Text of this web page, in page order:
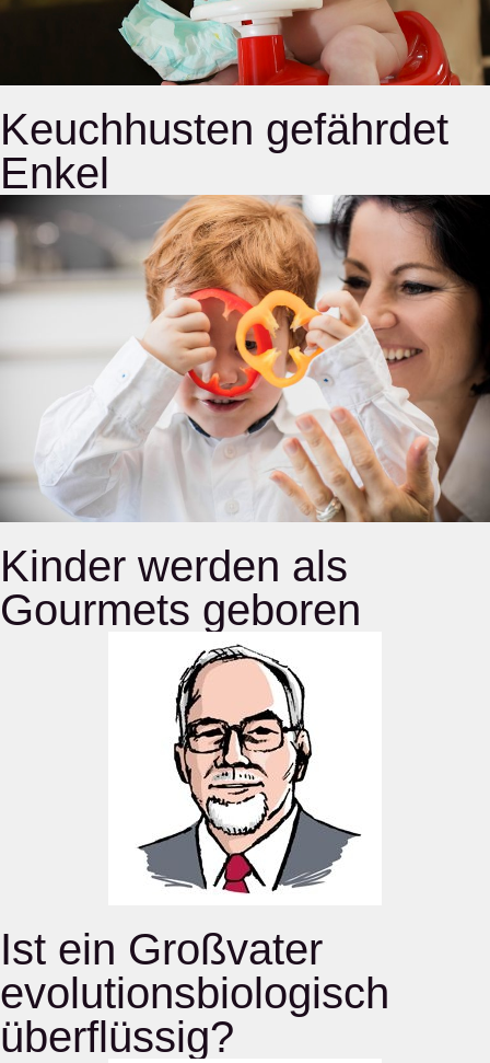
Keuchhusten gefährdet
Enkel
Kinder werden als
Gourmets geboren
Ist ein Großvater
evolutionsbiologisch
überflüssig?